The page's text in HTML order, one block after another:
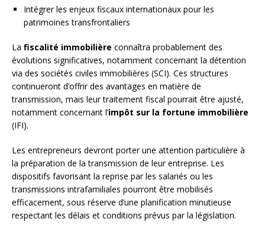
Intégrer les enjeux fiscaux internationaux pour les
patrimoines transfrontaliers
La fiscalité immobilière connaîtra probablement des
évolutions significatives, notamment concernant la détention
via des sociétés civiles immobilières (SCI). Ces structures
continueront d’offrir des avantages en matière de
transmission, mais leur traitement fiscal pourrait être ajusté,
notamment concernant l’impôt sur la fortune immobilière
(IFI).
Les entrepreneurs devront porter une attention particulière à
la préparation de la transmission de leur entreprise. Les
dispositifs favorisant la reprise par les salariés ou les
transmissions intrafamiliales pourront être mobilisés
efficacement, sous réserve d’une planification minutieuse
respectant les délais et conditions prévus par la législation.